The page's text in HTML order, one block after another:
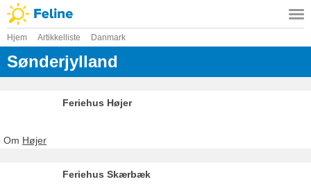
Hjem Artikkelliste Danmark
Sønderjylland
Feriehus Højer
Om Højer
Feriehus Skærbæk